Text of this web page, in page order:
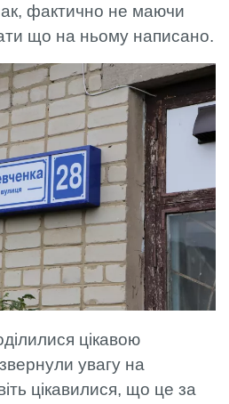
фактично не маючи
що на ньому написано.
цікавою
увагу на
цікавилися, що це за